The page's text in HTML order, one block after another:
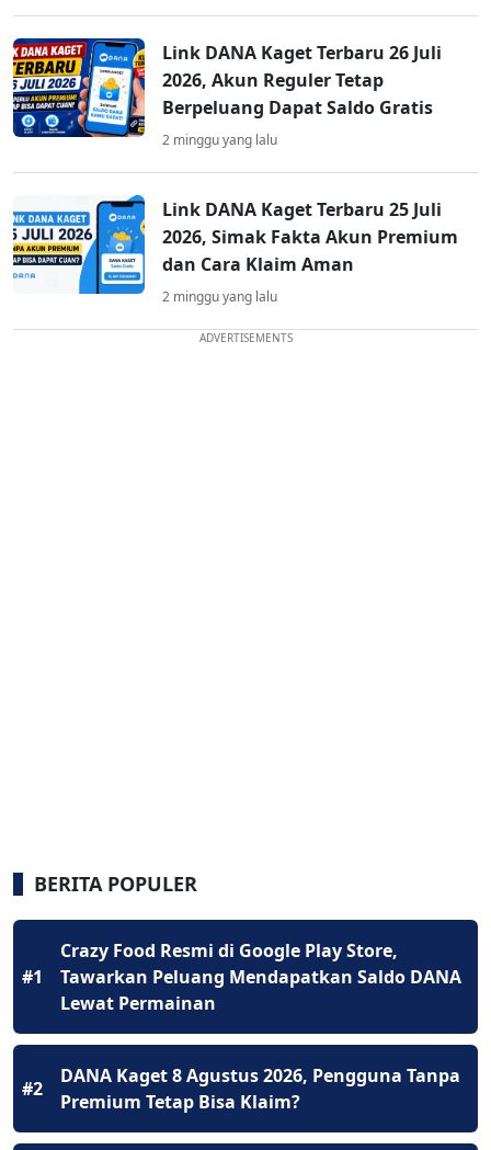
Link DANA Kaget Terbaru 26 Juli
2026, Akun Reguler Tetap
Berpeluang Dapat Saldo Gratis
2 minggu yang lalu
Link DANA Kaget Terbaru 25 Juli
2026, Simak Fakta Akun Premium
dan Cara Klaim Aman
2 minggu yang lalu
ADVERTISEMENTS
BERITA POPULER
#1
Crazy Food Resmi di Google Play Store,
Tawarkan Peluang Mendapatkan Saldo DANA
Lewat Permainan
#2
DANA Kaget 8 Agustus 2026, Pengguna Tanpa
Premium Tetap Bisa Klaim?